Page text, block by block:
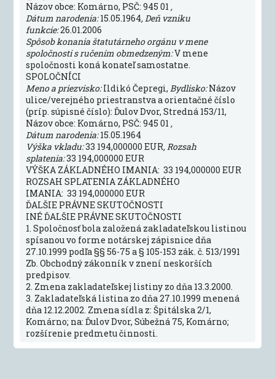
Názov obce: Komárno, PSČ: 945 01 ,
Dátum narodenia:15.05.1964, Deň vzniku
funkcie:26.01.2006
Spôsob konania štatutárneho orgánu v mene
spoločnosti s ručením obmedzeným:V mene
spoločnosti koná konateľ samostatne.
SPOLOČNÍCI
Meno a priezvisko:Ildikó Čepregi,Bydlisko:Názov
ulice/verejného priestranstva a orientačné číslo
(príp. súpisné číslo): Ďulov Dvor, Stredná 153/11,
Názov obce: Komárno, PSČ: 945 01 ,
Dátum narodenia:15.05.1964
Výška vkladu:33 194,000000 EUR, Rozsah
splatenia:33 194,000000 EUR
VÝŠKA ZÁKLADNÉHO IMANIA: 33 194,000000 EUR
ROZSAH SPLATENIA ZÁKLADNÉHO
IMANIA: 33 194,000000 EUR
ĎALŠIE PRÁVNE SKUTOČNOSTI
INÉ ĎALŠIE PRÁVNE SKUTOČNOSTI
1. Spoločnosť bola založená zakladateľskou listinou
spísanou vo forme notárskej zápisnice dňa
27.10.1999 podľa §§ 56-75 a § 105-153 zák. č. 513/1991
Zb. Obchodný zákonník v znení neskorších
predpisov.
2. Zmena zakladateľskej listiny zo dňa 13.3.2000.
3. Zakladateľská listina zo dňa 27.10.1999 menená
dňa 12.12.2002. Zmena sídla z: Špitálska 2/1,
Komárno; na: Ďulov Dvor, Súbežná 75, Komárno;
rozšírenie predmetu činnosti.